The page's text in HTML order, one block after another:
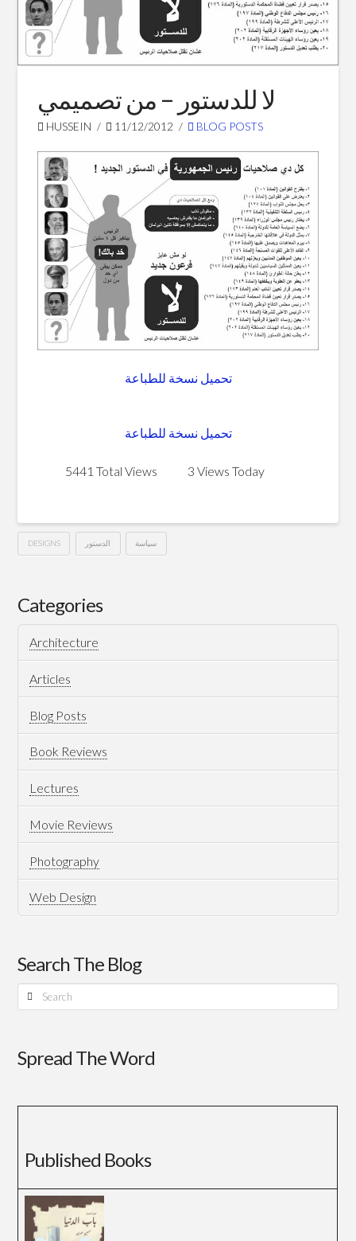
Blog Posts
لا للدستور – من تصميمي
HUSSEIN 11/12/2012 BLOG POSTS
تحميل نسخة للطباعة
تحميل نسخة للطباعة
5441 Total Views 3 Views Today
DESIGNS الدستور سياسة
للدستور
–
من
12.11.2012
Categories
Architecture
Articles
Blog Posts
Book Reviews
Lectures
Movie Reviews
Photography
Web Design
Search The Blog
Search
Spread The Word
Published Books